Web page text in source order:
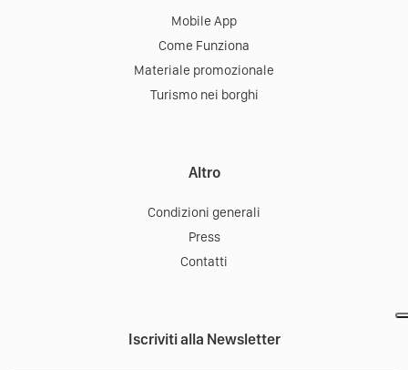
Mobile App
Come Funziona
Materiale promozionale
Turismo nei borghi
Altro
Condizioni generali
Press
Contatti
Iscriviti alla Newsletter